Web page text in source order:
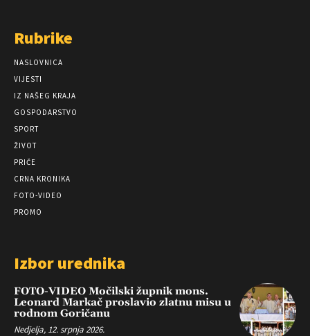
Rubrike
NASLOVNICA
VIJESTI
IZ NAŠEG KRAJA
GOSPODARSTVO
SPORT
ŽIVOT
PRIČE
CRNA KRONIKA
FOTO-VIDEO
PROMO
Izbor urednika
FOTO-VIDEO Močilski župnik mons.
Leonard Markač proslavio zlatnu misu u
rodnom Goričanu
Nedjelja, 12. srpnja 2026.